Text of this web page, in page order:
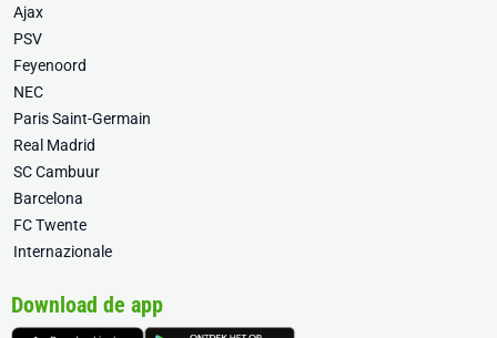
Ajax
PSV
Feyenoord
NEC
Paris Saint-Germain
Real Madrid
SC Cambuur
Barcelona
FC Twente
Internazionale
Download de app